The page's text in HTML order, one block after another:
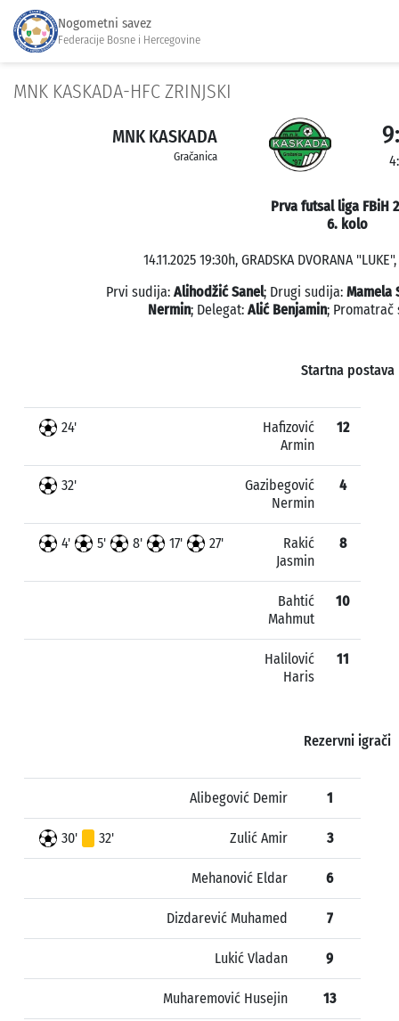
Nogometni savez
Federacije Bosne i Hercegovine
MNK KASKADA-HFC ZRINJSKI
MNK KASKADA
Gračanica
Prva futsal liga FBiH
6. kolo
14.11.2025 19:30h, GRADSKA DVORANA
Prvi sudija: Alihodžić Sanel; Drugi sudija: Mamela
Nermin; Delegat: Alić Benjamin;
Startna postava
24'
Hafizović
Armin
12
32'
Gazibegović
Nermin
4
4' 5' 8' 17' 27'
Rakić
Jasmin
8
Bahtić
Mahmut
10
Halilović
Haris
11
Rezervni igrači
Alibegović Demir 1
30' 32' Zulić Amir 3
Mehanović Eldar 6
Dizdarević Muhamed 7
Lukić Vladan 9
Muharemović Husejin 13